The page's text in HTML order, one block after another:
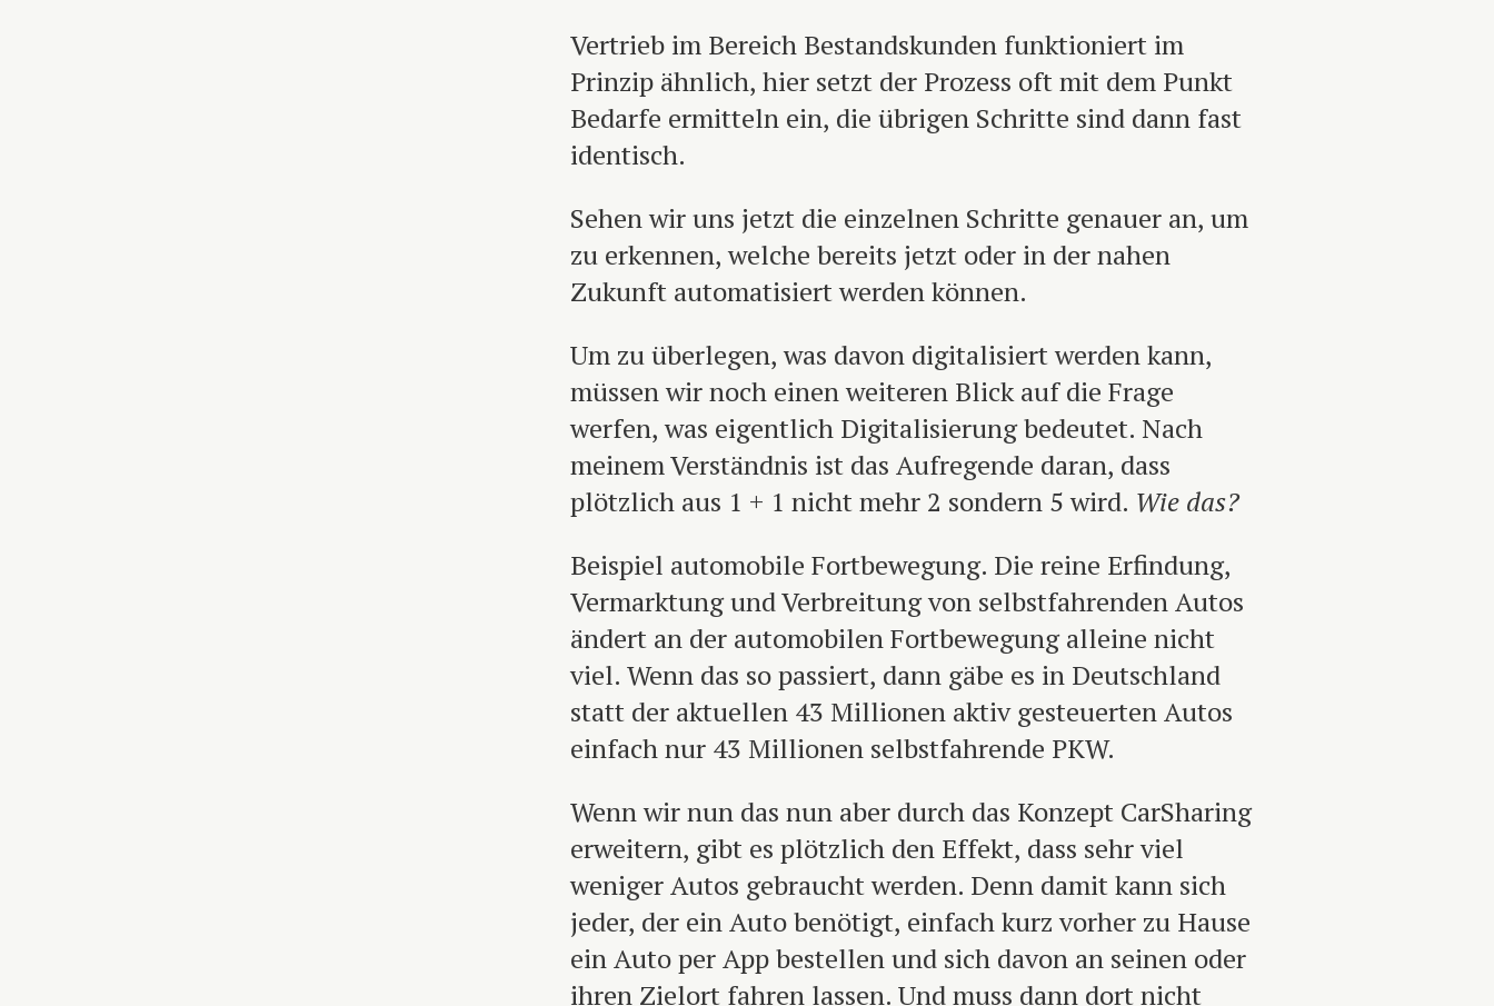
Vertrieb im Bereich Bestandskunden funktioniert im
Prinzip ähnlich, hier setzt der Prozess oft mit dem Punkt
Bedarfe ermitteln ein, die übrigen Schritte sind dann fast
identisch.
Sehen wir uns jetzt die einzelnen Schritte genauer an, um
zu erkennen, welche bereits jetzt oder in der nahen
Zukunft automatisiert werden können.
Um zu überlegen, was davon digitalisiert werden kann,
müssen wir noch einen weiteren Blick auf die Frage
werfen, was eigentlich Digitalisierung bedeutet. Nach
meinem Verständnis ist das Aufregende daran, dass
plötzlich aus 1 + 1 nicht mehr 2 sondern 5 wird. Wie das?
Beispiel automobile Fortbewegung. Die reine Erfindung,
Vermarktung und Verbreitung von selbstfahrenden Autos
ändert an der automobilen Fortbewegung alleine nicht
viel. Wenn das so passiert, dann gäbe es in Deutschland
statt der aktuellen 43 Millionen aktiv gesteuerten Autos
einfach nur 43 Millionen selbstfahrende PKW.
Wenn wir nun das nun aber durch das Konzept CarSharing
erweitern, gibt es plötzlich den Effekt, dass sehr viel
weniger Autos gebraucht werden. Denn damit kann sich
jeder, der ein Auto benötigt, einfach kurz vorher zu Hause
ein Auto per App bestellen und sich davon an seinen oder
ihren Zielort fahren lassen. Und muss dann dort nicht